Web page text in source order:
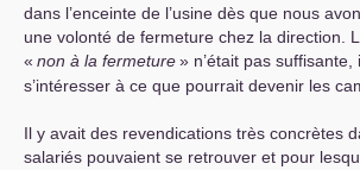
dans l’enceinte de l’usine dès que nous
une volonté de fermeture chez la direction.
« non à la fermeture» n’était pas suffisante,
s’intéresser à ce que pourrait devenir les
Il y avait des revendications très concrètes
salariés pouvaient se retrouver et pour